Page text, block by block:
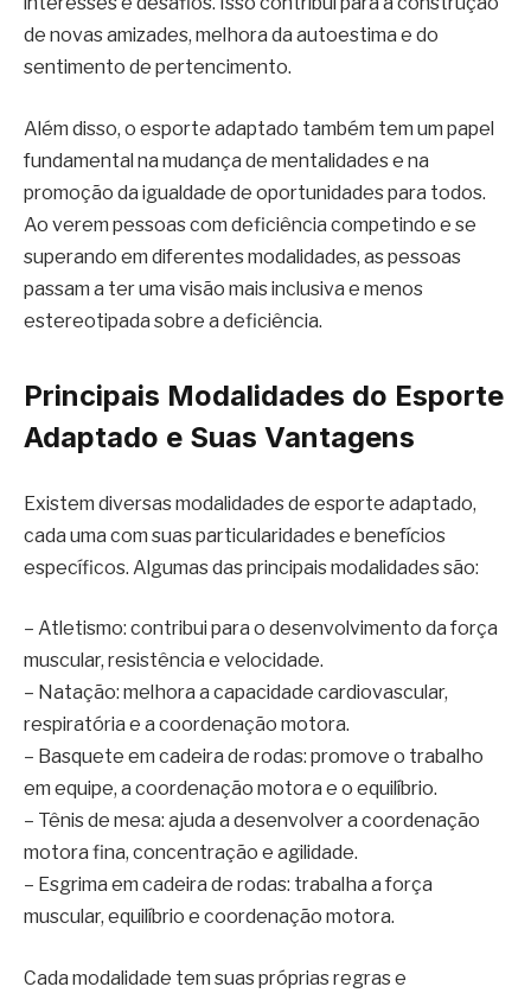
de novas amizades, melhora da autoestima e do
sentimento de pertencimento.
Além disso, o esporte adaptado também tem um papel
fundamental na mudança de mentalidades e na
promoção da igualdade de oportunidades para todos.
Ao verem pessoas com deficiência competindo e se
superando em diferentes modalidades, as pessoas
passam a ter uma visão mais inclusiva e menos
estereotipada sobre a deficiência.
Principais Modalidades do Esporte
Adaptado e Suas Vantagens
Existem diversas modalidades de esporte adaptado,
cada uma com suas particularidades e benefícios
específicos. Algumas das principais modalidades são:
– Atletismo: contribui para o desenvolvimento da força
muscular, resistência e velocidade.
– Natação: melhora a capacidade cardiovascular,
respiratória e a coordenação motora.
– Basquete em cadeira de rodas: promove o trabalho
em equipe, a coordenação motora e o equilíbrio.
– Tênis de mesa: ajuda a desenvolver a coordenação
motora fina, concentração e agilidade.
– Esgrima em cadeira de rodas: trabalha a força
muscular, equilíbrio e coordenação motora.
Cada modalidade tem suas próprias regras e